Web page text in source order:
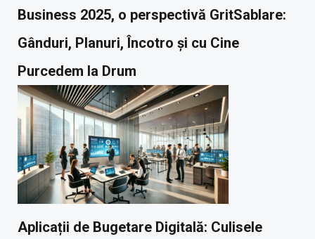
Business 2025, o perspectivă GritSablare:
Gânduri, Planuri, Încotro și cu Cine
Purcedem la Drum
Aplicații de Bugetare Digitală: Culisele